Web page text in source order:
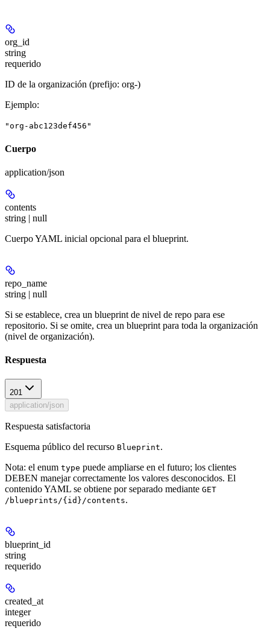
org_id
string
requerido
ID de la organización (prefijo: org-)
Ejemplo:
"org-abc123def456"
Cuerpo
application/json
contents
string | null
Cuerpo YAML inicial opcional para el blueprint.
repo_name
string | null
Si se establece, crea un blueprint de nivel de repo para ese
repositorio. Si se omite, crea un blueprint para toda la organización
(nivel de organización).
Respuesta
201
application/json
Respuesta satisfactoria
Esquema público del recurso Blueprint.
Nota: el enum type puede ampliarse en el futuro; los clientes
DEBEN manejar correctamente los valores desconocidos. El
contenido YAML se obtiene por separado mediante GET
/blueprints/{id}/contents.
blueprint_id
string
requerido
created_at
integer
requerido